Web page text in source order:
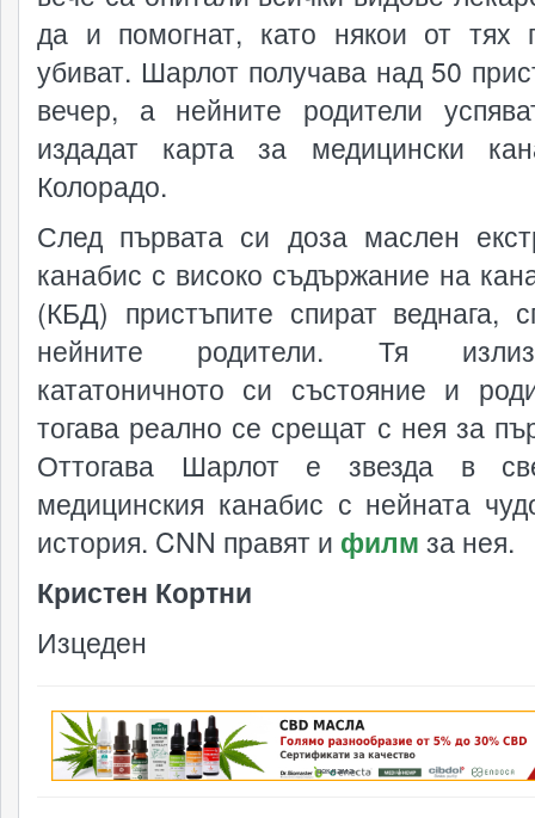
да и помогнат, като някои от тях
убиват. Шарлот получава над 50
вечер, а нейните родители
издадат карта за медицински
Колорадо.
След първата си доза маслен
канабис с високо съдържание на
(КБД) пристъпите спират веднага,
нейните родители. Тя
кататоничното си състояние и
тогава реално се срещат с нея за
Оттогава Шарлот е звезда в
медицинския канабис с нейната
история. CNN правят и филм за нея.
Кристен Кортни
Изцеден
реклама